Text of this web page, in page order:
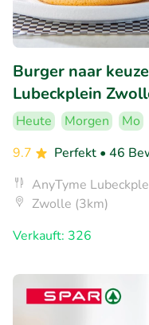
Burger naar
Lubeckplein
Heute Morgen Mo
9.7
Perfekt • 46
AnyTyme
Zwolle (3km)
Verkauft: 326